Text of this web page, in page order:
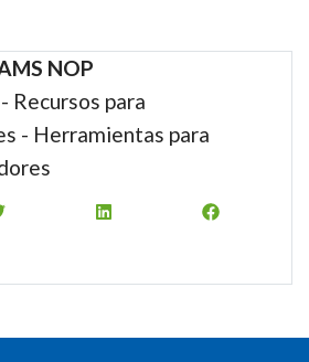
NOP
Recursos para
- Herramientas para